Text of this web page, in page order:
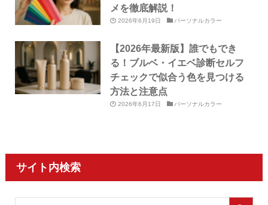
メを徹底解説！
2026年6月19日 パーソナルカラー
【2026年最新版】誰でもでき
る！ブルベ・イエベ診断セルフ
チェックで似合う色を見つける
方法と注意点
2026年6月17日 パーソナルカラー
サイト内検索